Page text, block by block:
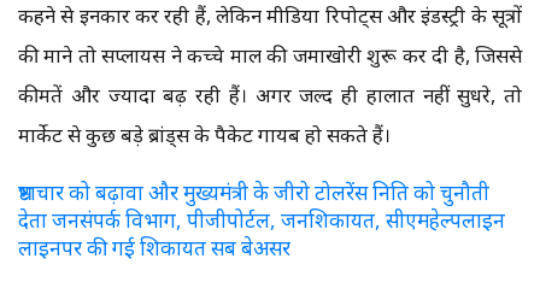
कहने से इनकार कर रही हैं, लेकिन मीडिया रिपोर्ट्स और इंडस्ट्री के सूत्रों
की माने तो सप्लायर्स ने कच्चे माल की जमाखोरी शुरू कर दी है, जिससे
कीमतें और ज्यादा बढ़ रही हैं। अगर जल्द ही हालात नहीं सुधरे, तो
मार्केट से कुछ बड़े ब्रांड्स के पैकेट गायब हो सकते हैं।
भ्रष्टाचार को बढ़ावा और मुख्यमंत्री के जीरो टोलरेंस निति को चुनौती
देता जनसंपर्क विभाग, पीजीपोर्टल, जनशिकायत, सीएमहेल्पलाइन
लाइनपर की गई शिकायत सब बेअसर